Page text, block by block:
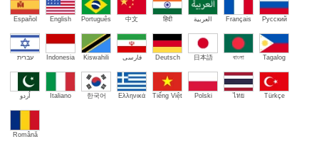
Español English Português 中文 हिंदी العربية Français Русский
עברית Indonesia Kiswahili فارسی Deutsch 日本語 বাংলা Tagalog
اُردو Italiano 한국어 Ελληνικά Tiếng Việt Polski ไทย Türkçe
Română